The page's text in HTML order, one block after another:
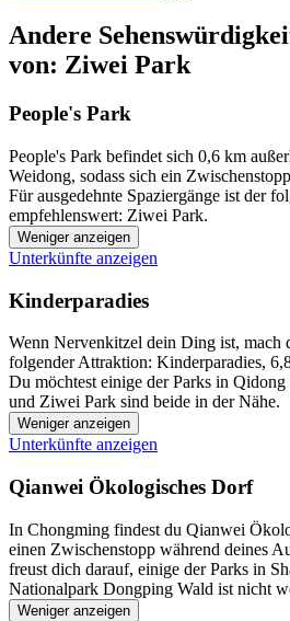
Andere
von: Ziwei Park
People's Park
People's Park befindet sich 0,6 km
Weidong, sodass sich ein
Für ausgedehnte Spaziergänge ist der
empfehlenswert: Ziwei Park.
Weniger anzeigen
Unterkünfte anzeigen
Kinderparadies
Wenn Nervenkitzel dein Ding ist, mach
folgender Attraktion: Kinderparadies,
Du möchtest einige der Parks in Qidong
und Ziwei Park sind beide in der Nähe.
Weniger anzeigen
Unterkünfte anzeigen
Qianwei Ökologisches Dorf
In Chongming findest du Qianwei
einen Zwischenstopp während deines
freust dich darauf, einige der Parks in
Nationalpark Dongping Wald ist nicht
Weniger anzeigen